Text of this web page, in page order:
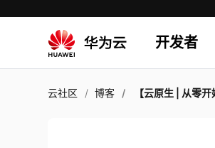
开发者
云社区 博客 【云原生 | 从零开始学